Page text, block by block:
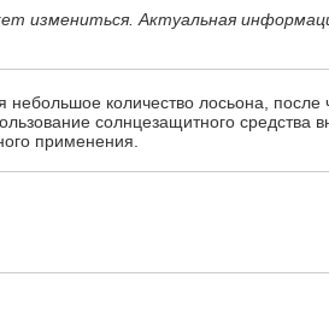
измениться. Актуальная
количество лосьона, после
солнцезащитного средства
применения.